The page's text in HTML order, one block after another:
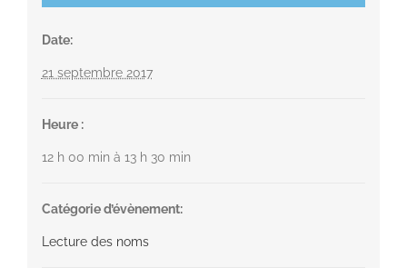
Date:
21 septembre 2017
Heure :
12 h 00 min à 13 h 30 min
Catégorie d’évènement:
Lecture des noms